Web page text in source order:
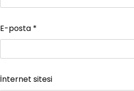
E-posta *
İnternet sitesi